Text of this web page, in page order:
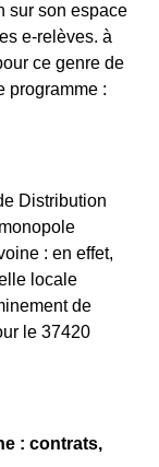
sur son espace
e-relèves. à
ce genre de
programme :
Distribution
: en effet,
locale
de
le 37420
: contrats,